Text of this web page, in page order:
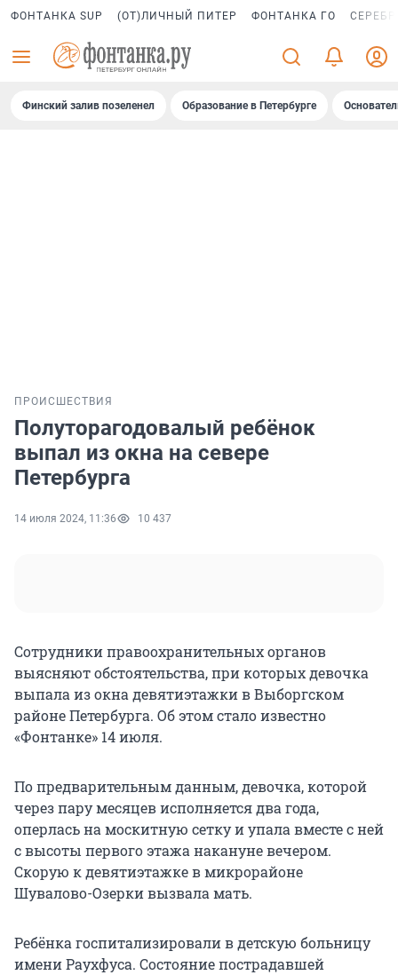
ФОНТАНКА SUP (ОТ)ЛИЧНЫЙ ПИТЕР ФОНТАНКА ГО
Финский залив позеленел Образование в Петербурге
ПРОИСШЕСТВИЯ
Полуторагодовалый ребёнок
выпал из окна на севере
Петербурга
14 июля 2024, 11:36 10 437
Сотрудники правоохранительных органов
выясняют обстоятельства, при которых девочка
выпала из окна девятиэтажки в Выборгском
районе Петербурга. Об этом стало известно
«Фонтанке» 14 июля.
По предварительным данным, девочка, которой
через пару месяцев исполняется два года,
оперлась на москитную сетку и упала вместе с ней
с высоты первого этажа накануне вечером.
Скорую к девятиэтажке в микрорайоне
Шувалово-Озерки вызвала мать.
Ребёнка госпитализировали в детскую больницу
имени Раухфуса. Состояние пострадавшей